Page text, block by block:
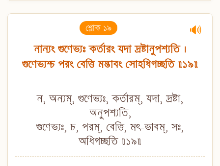
শ্লোক ১৯ 🔊
নান্যং গুণেভ্যঃ কর্তারং যদা দ্রষ্টানুপশ্যতি ।
গুণেভ্যশ্চ পরং বেত্তি মদ্ভাবং সোহধিগচ্ছতি ॥১৯॥
ন, অন্যম্, গুণেভ্যঃ, কর্তারম্, যদা, দ্রষ্টা,
অনুপশ্যতি,
গুণেভ্যঃ, চ, পরম্, বেত্তি, মৎ-ভাবম্, সঃ,
অধিগচ্ছতি ॥১৯॥